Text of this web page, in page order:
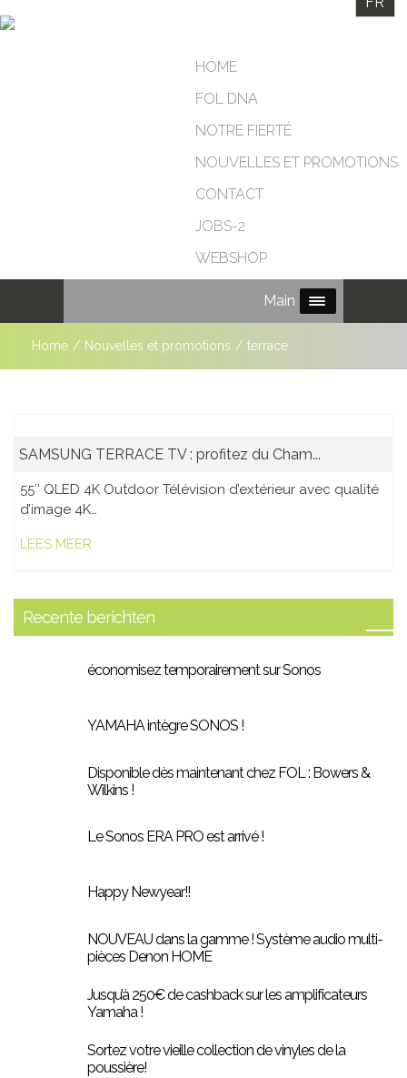
HOME
FOL DNA
NOTRE FIERTÉ
NOUVELLES ET PROMOTIONS
CONTACT
JOBS-2
WEBSHOP
Main Menu
Home / Nouvelles et promotions / terrace
SAMSUNG TERRACE TV : profitez du Cham...
55″ QLED 4K Outdoor Télévision d’extérieur avec qualité
d’image 4K…
LEES MEER
Recente berichten
économisez temporairement sur Sonos
YAMAHA intègre SONOS !
Disponible dès maintenant chez FOL : Bowers &
Wilkins !
Le Sonos ERA PRO est arrivé !
Happy Newyear!!
NOUVEAU dans la gamme ! Système audio multi-
pièces Denon HOME
Jusqu’à 250€ de cashback sur les amplificateurs
Yamaha !
Sortez votre vieille collection de vinyles de la
poussière!